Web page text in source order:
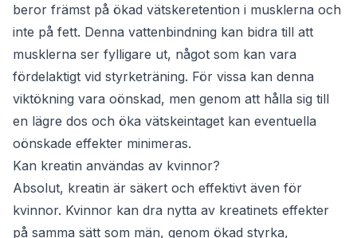
beror främst på ökad vätskeretention i musklerna och
inte på fett. Denna vattenbindning kan bidra till att
musklerna ser fylligare ut, något som kan vara
fördelaktigt vid styrketräning. För vissa kan denna
viktökning vara oönskad, men genom att hålla sig till
en lägre dos och öka vätskeintaget kan eventuella
oönskade effekter minimeras.
Kan kreatin användas av kvinnor?
Absolut, kreatin är säkert och effektivt även för
kvinnor. Kvinnor kan dra nytta av kreatinets effekter
på samma sätt som män, genom ökad styrka,